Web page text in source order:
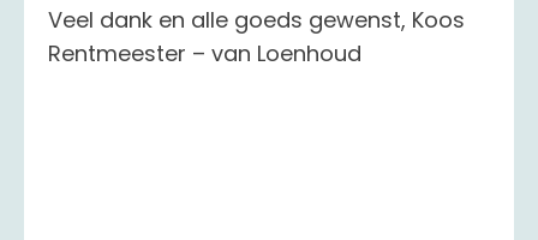
Veel dank en alle goeds gewenst, Koos
Rentmeester – van Loenhoud